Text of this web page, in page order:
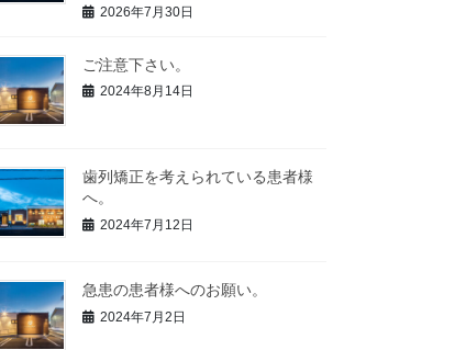
2026年7月30日
ご注意下さい。
2024年8月14日
歯列矯正を考えられている患者様
へ。
2024年7月12日
急患の患者様へのお願い。
2024年7月2日